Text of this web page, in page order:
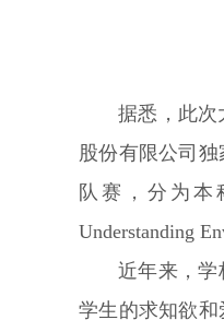
据悉，此次
股份有限公司
队赛，分为本
Understanding
近年来，学
学生的求知欲